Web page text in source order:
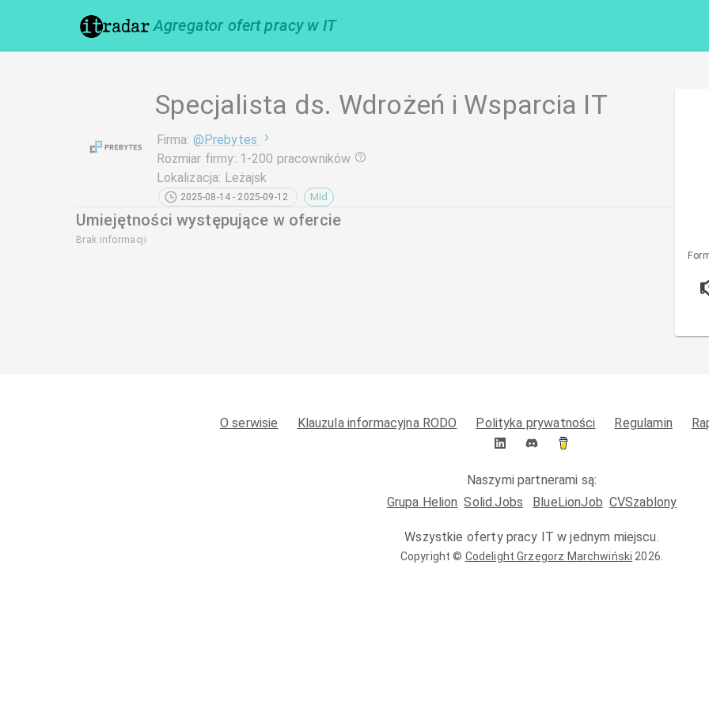
Agregator ofert pracy w IT
Specjalista ds. Wdrożeń i Wsparcia IT
Firma: @Prebytes
Rozmiar firmy: 1-200 pracowników
Lokalizacja: Leżajsk
2025-08-14 - 2025-09-12 Mid
Umiejętności występujące w ofercie
Brak informacji
O serwisie Klauzula informacyjna RODO Polityka prywatności Regulamin
Naszymi partnerami są:
Grupa Helion Solid.Jobs BlueLionJob CVSzablony
Wszystkie oferty pracy IT w jednym miejscu.
Copyright © Codelight Grzegorz Marchwiński 2026